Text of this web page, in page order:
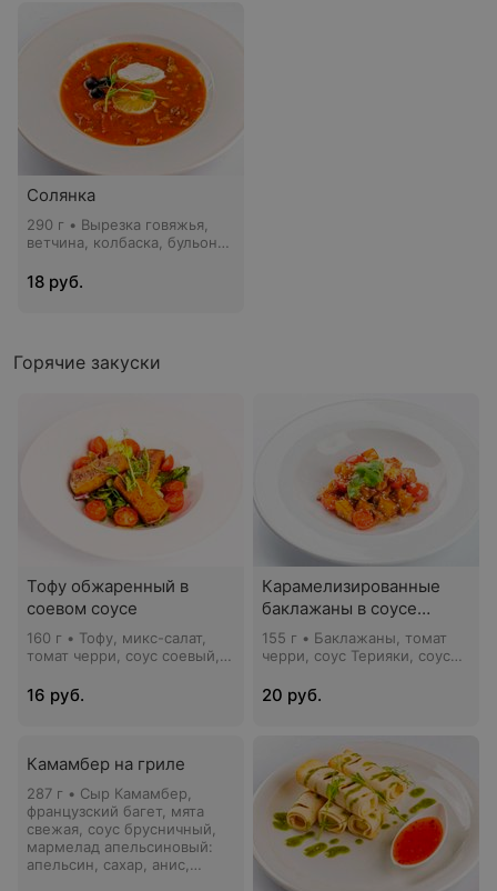
Солянка
290 г • Вырезка говяжья,
ветчина, колбаска, бульон
огурцы маринованные, соус
томатный, сметана,
18 руб.
Горячие закуски
Тофу обжаренный в
соевом соусе
160 г • Тофу, микс-салат,
томат черри, соус соевый,
салат
16 руб.
Карамелизированные
баклажаны в соусе
Терияки
155 г • Баклажаны, томат
черри, соус Терияки, соус
20 руб.
Камамбер на гриле
287 г • Сыр Камамбер,
французский багет, мята
свежая, соус брусничный,
мармелад апельсиновый:
апельсин, сахар, анис,